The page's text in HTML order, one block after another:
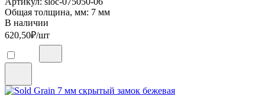
Общая толщина, мм: 7 мм
В наличии
620,50₽/шт